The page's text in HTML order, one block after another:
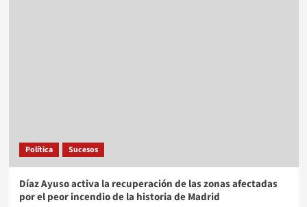
Política Sucesos
Díaz Ayuso activa la recuperación de las zonas afectadas
por el peor incendio de la historia de Madrid